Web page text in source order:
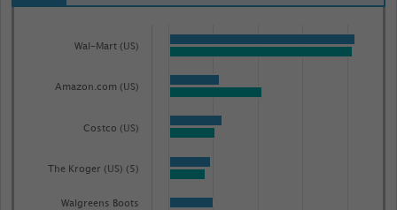
chart
Wal-Mart (US)
The Kroger (US) (5)
Amazon.com (US)
Costco (US)
Walgreens Boots